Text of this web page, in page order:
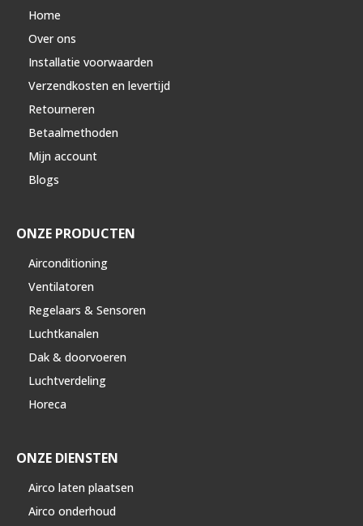
Home
Over ons
Installatie voorwaarden
Verzendkosten en levertijd
Retourneren
Betaalmethoden
Mijn account
Blogs
ONZE PRODUCTEN
Airconditioning
Ventilatoren
Regelaars & Sensoren
Luchtkanalen
Dak & doorvoeren
Luchtverdeling
Horeca
ONZE DIENSTEN
Airco laten plaatsen
Airco onderhoud